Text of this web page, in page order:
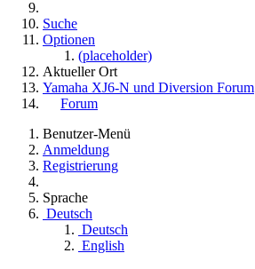
Suche
Optionen
(placeholder)
Aktueller Ort
Yamaha XJ6-N und Diversion Forum
Forum
Benutzer-Menü
Anmeldung
Registrierung
Sprache
Deutsch
Deutsch
English